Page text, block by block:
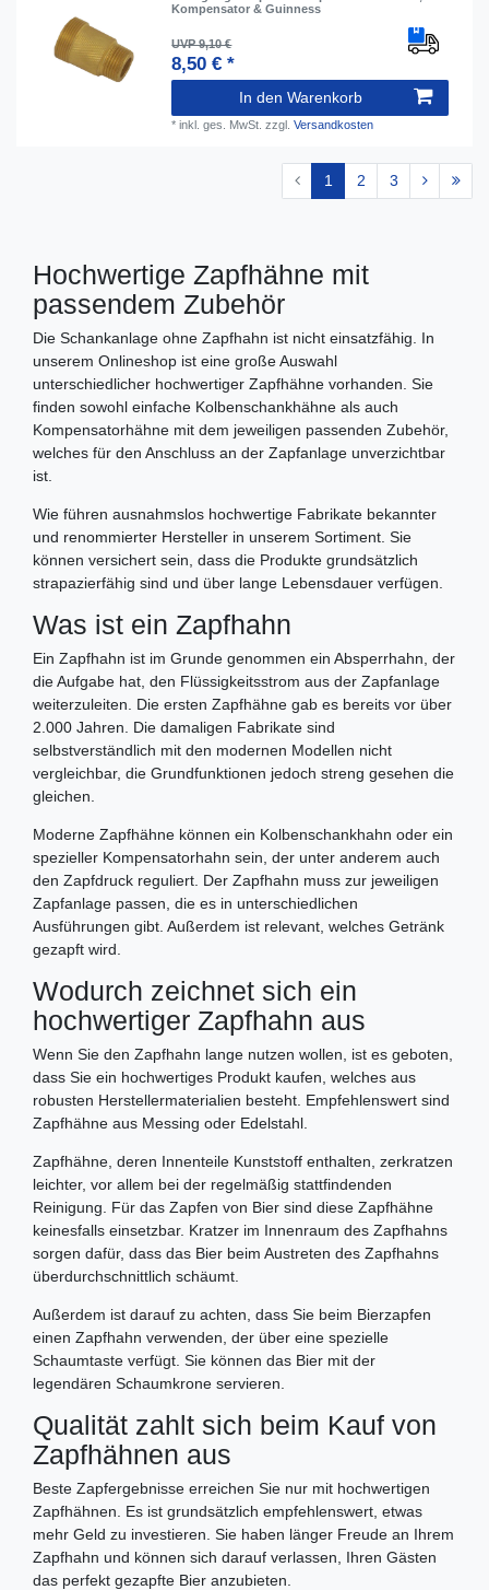
Kompensator & Guinness
UVP 9,10 €
8,50 € *
In den Warenkorb
*inkl. ges. MwSt. zzgl.Versandkosten
1 2 3
Hochwertige Zapfhähne mit
passendem Zubehör
Die Schankanlage ohne Zapfhahn ist nicht einsatzfähig. In
unserem Onlineshop ist eine große Auswahl
unterschiedlicher hochwertiger Zapfhähne vorhanden. Sie
finden sowohl einfache Kolbenschankhähne als auch
Kompensatorhähne mit dem jeweiligen passenden Zubehör,
welches für den Anschluss an der Zapfanlage unverzichtbar
ist.
Wie führen ausnahmslos hochwertige Fabrikate bekannter
und renommierter Hersteller in unserem Sortiment. Sie
können versichert sein, dass die Produkte grundsätzlich
strapazierfähig sind und über lange Lebensdauer verfügen.
Was ist ein Zapfhahn
Ein Zapfhahn ist im Grunde genommen ein Absperrhahn, der
die Aufgabe hat, den Flüssigkeitsstrom aus der Zapfanlage
weiterzuleiten. Die ersten Zapfhähne gab es bereits vor über
2.000 Jahren. Die damaligen Fabrikate sind
selbstverständlich mit den modernen Modellen nicht
vergleichbar, die Grundfunktionen jedoch streng gesehen die
gleichen.
Moderne Zapfhähne können ein Kolbenschankhahn oder ein
spezieller Kompensatorhahn sein, der unter anderem auch
den Zapfdruck reguliert. Der Zapfhahn muss zur jeweiligen
Zapfanlage passen, die es in unterschiedlichen
Ausführungen gibt. Außerdem ist relevant, welches Getränk
gezapft wird.
Wodurch zeichnet sich ein
hochwertiger Zapfhahn aus
Wenn Sie den Zapfhahn lange nutzen wollen, ist es geboten,
dass Sie ein hochwertiges Produkt kaufen, welches aus
robusten Herstellermaterialien besteht. Empfehlenswert sind
Zapfhähne aus Messing oder Edelstahl.
Zapfhähne, deren Innenteile Kunststoff enthalten, zerkratzen
leichter, vor allem bei der regelmäßig stattfindenden
Reinigung. Für das Zapfen von Bier sind diese Zapfhähne
keinesfalls einsetzbar. Kratzer im Innenraum des Zapfhahns
sorgen dafür, dass das Bier beim Austreten des Zapfhahns
überdurchschnittlich schäumt.
Außerdem ist darauf zu achten, dass Sie beim Bierzapfen
einen Zapfhahn verwenden, der über eine spezielle
Schaumtaste verfügt. Sie können das Bier mit der
legendären Schaumkrone servieren.
Qualität zahlt sich beim Kauf von
Zapfhähnen aus
Beste Zapfergebnisse erreichen Sie nur mit hochwertigen
Zapfhähnen. Es ist grundsätzlich empfehlenswert, etwas
mehr Geld zu investieren. Sie haben länger Freude an Ihrem
Zapfhahn und können sich darauf verlassen, Ihren Gästen
das perfekt gezapfte Bier anzubieten.